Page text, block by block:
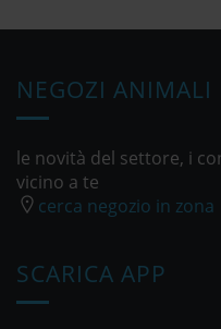
NEGOZI ANIMALI
le novità del settore, i
vicino a te
cerca negozio in zona
SCARICA APP